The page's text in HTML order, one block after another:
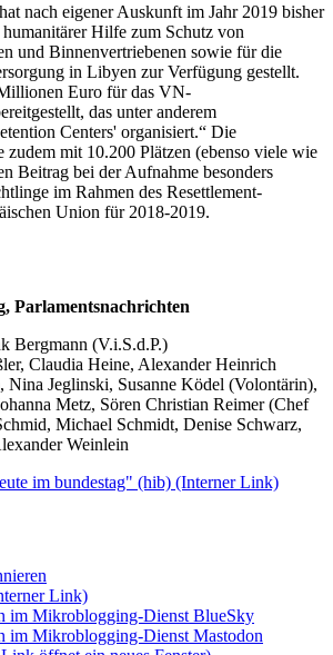
nach eigener Auskunft im Jahr 2019 bisher
Hilfe zum Schutz von
und Binnenvertriebenen sowie für die
in Libyen zur Verfügung gestellt.
Euro für das VN-
das unter anderem
Centers' organisiert.“ Die
zudem mit 10.200 Plätzen (ebenso viele wie
Beitrag bei der Aufnahme besonders
im Rahmen des Resettlement-
Union für 2018-2019.
Parlamentsnachrichten
Bergmann (V.i.S.d.P.)
Claudia Heine, Alexander Heinrich
Nina Jeglinski, Susanne Ködel (Volontärin),
Metz, Sören Christian Reimer (Chef
Michael Schmidt, Denise Schwarz,
Weinlein
im bundestag" (hib) (Interner Link)
Link)
im Mikroblogging-Dienst BlueSky
im Mikroblogging-Dienst Mastodon